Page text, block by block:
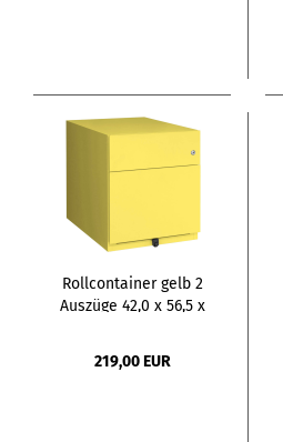
Rollcontainer gelb 2
Auszüge 42,0 x 56,5 x
219,00 EUR